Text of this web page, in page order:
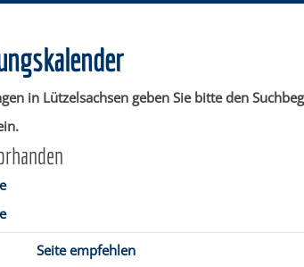
in Lützelsachsen geben Sie bitte den
Seite empfehlen